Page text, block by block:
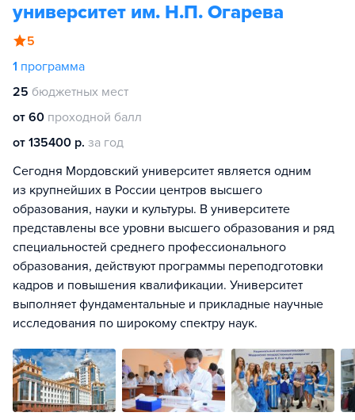
университет им. Н.П. Огарева
5
1 программа
25 бюджетных мест
от 60 проходной балл
от 135400 р. за год
Сегодня Мордовский университет является одним
из крупнейших в России центров высшего
образования, науки и культуры. В университете
представлены все уровни высшего образования и ряд
специальностей среднего профессионального
образования, действуют программы переподготовки
кадров и повышения квалификации. Университет
выполняет фундаментальные и прикладные научные
исследования по широкому спектру наук.